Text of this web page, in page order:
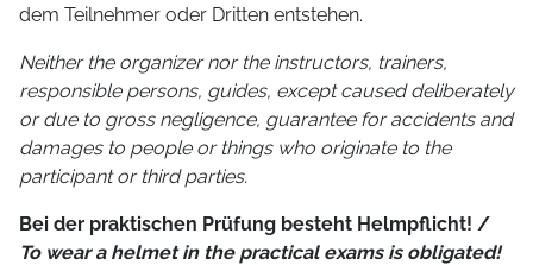
dem Teilnehmer oder Dritten entstehen.
Neither the organizer nor the instructors, trainers,
responsible persons, guides, except caused deliberately
or due to gross negligence, guarantee for accidents and
damages to people or things who originate to the
participant or third parties.
Bei der praktischen Prüfung besteht Helmpflicht! /
To wear a helmet in the practical exams is obligated!